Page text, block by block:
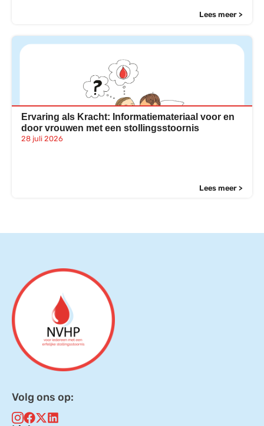
Lees meer >
Ervaring als Kracht: Informatiemateriaal voor en
door vrouwen met een stollingsstoornis
28 juli 2026
Lees meer >
Volg ons op: